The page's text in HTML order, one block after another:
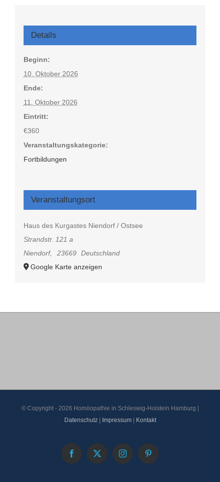
Details
Beginn:
10. Oktober 2026
Ende:
11. Oktober 2026
Eintritt:
€360
Veranstaltungskategorie:
Fortbildungen
Veranstaltungsort
Haus des Kurgastes Niendorf / Ostsee
Strandstr. 121 a
Niendorf, 23669 Deutschland
Google Karte anzeigen
© Copyright - 2026 Homöopathie in Schleswig-Holstein Hamburg |
Datenschutz| Impressum| Kontakt
Facebook
X InstagramPinterest